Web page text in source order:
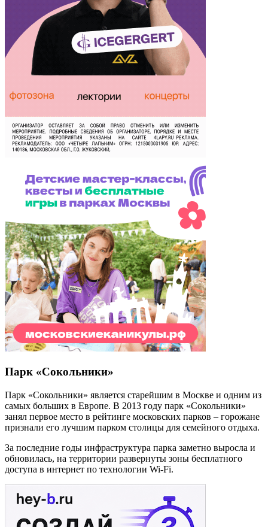
Парк «Сокольники»
Парк «Сокольники» является старейшим в Москве и одним из
самых больших в Европе. В 2013 году парк «Сокольники»
занял первое место в рейтинге московских парков – горожане
признали его лучшим парком столицы для семейного отдыха.
За последние годы инфраструктура парка заметно выросла и
обновилась, на территории развернуты зоны бесплатного
доступа в интернет по технологии Wi-Fi.